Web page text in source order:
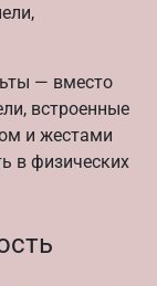
— вместо
встроенные
и жестами
в физических